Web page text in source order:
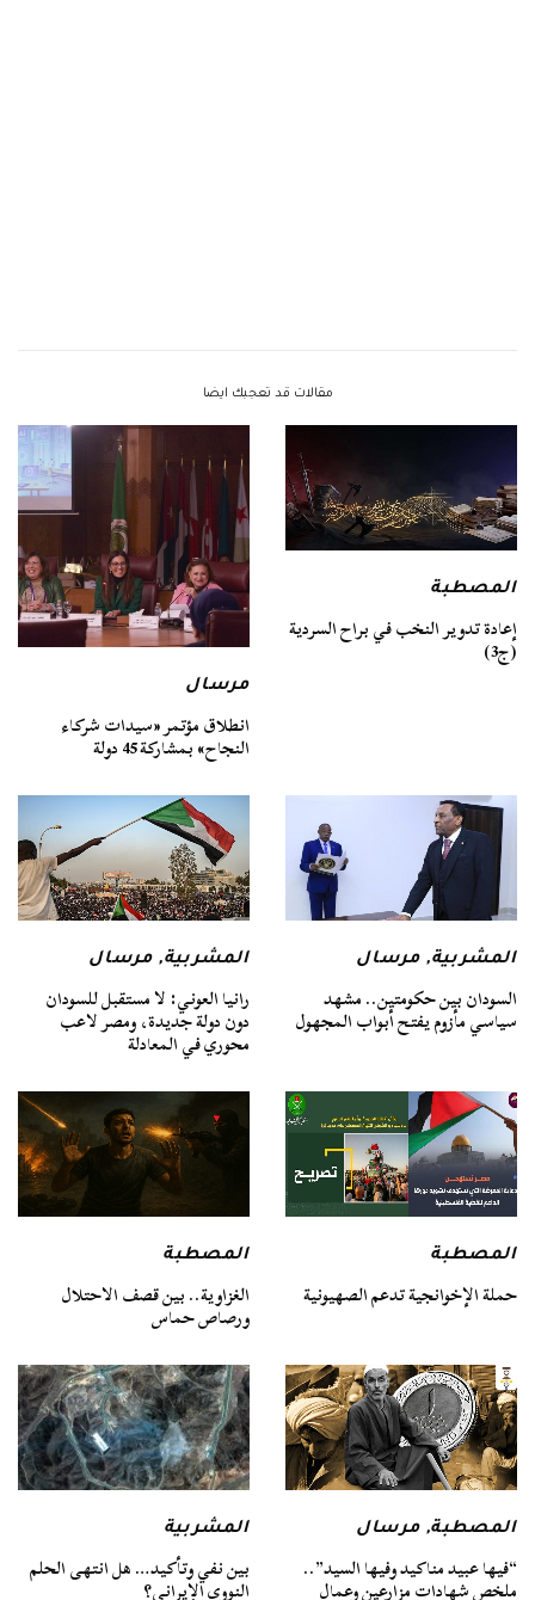
مقالات قد تعجبك ايضا
المصطبة
إعادة تدوير النخب في براح السردية
(ج3)
مرسال
انطلاق مؤتمر «سيدات شركاء
النجاح» بمشاركة 45 دولة
المشربية,مرسال
السودان بين حكومتين.. مشهد
سياسي مأزوم يفتح أبواب المجهول
المشربية,مرسال
رانيا العوني: لا مستقبل للسودان
دون دولة جديدة، ومصر لاعب
محوري في المعادلة
المصطبة
حملة الإخوانجية تدعم الصهيونية
المصطبة
الغزاوية.. بين قصف الاحتلال
ورصاص حماس
المصطبة,مرسال
“فيها عبيد مناكيد وفيها السيد”..
ملخص شهادات مزارعين وعمال
المشربية
بين نفي وتأكيد… هل انتهى الحلم
النووي الإيراني؟